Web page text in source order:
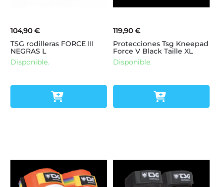
104,90 €
TSG rodilleras FORCE III
NEGRAS L
Disponible.
119,90 €
Protecciones Tsg Kneepad
Force V Black Taille XL
Disponible.